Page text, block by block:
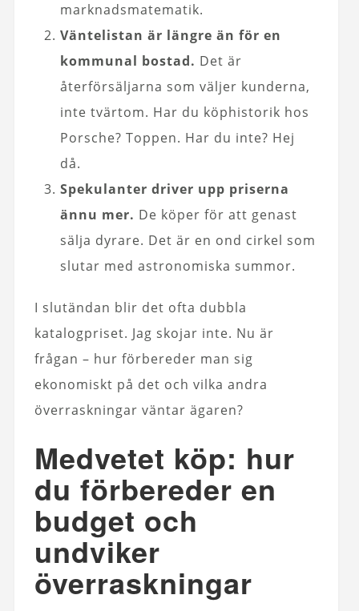
marknadsmatematik.
Väntelistan är längre än för en
kommunal bostad. Det är
återförsäljarna som väljer kunderna,
inte tvärtom. Har du köphistorik hos
Porsche? Toppen. Har du inte? Hej
då.
Spekulanter driver upp priserna
ännu mer. De köper för att genast
sälja dyrare. Det är en ond cirkel som
slutar med astronomiska summor.
I slutändan blir det ofta dubbla
katalogpriset. Jag skojar inte. Nu är
frågan – hur förbereder man sig
ekonomiskt på det och vilka andra
överraskningar väntar ägaren?
Medvetet köp: hur
du förbereder en
budget och
undviker
överraskningar